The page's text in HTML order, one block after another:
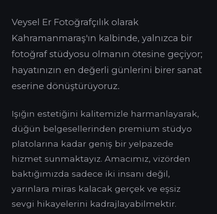
Veysel Er Fotoğrafçılık olarak
Kahramanmaraş'ın kalbinde, yalnızca bir
fotoğraf stüdyosu olmanın ötesine geçiyor;
hayatınızın en değerli günlerini birer sanat
eserine dönüştürüyoruz.
Işığın estetiğini kalitemizle harmanlayarak,
düğün belgesellerinden premium stüdyo
platolarına kadar geniş bir yelpazede
hizmet sunmaktayız. Amacımız, vizörden
baktığımızda sadece iki insanı değil,
yarınlara miras kalacak gerçek ve eşsiz
sevgi hikayelerini kadrajlayabilmektir.